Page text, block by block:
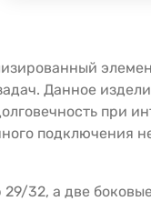
Данное
при
подключения
32, а две